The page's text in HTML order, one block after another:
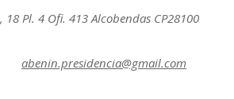
18 Pl. 4 Ofi. 413 Alcobendas CP28100
abenin.presidencia@gmail.com